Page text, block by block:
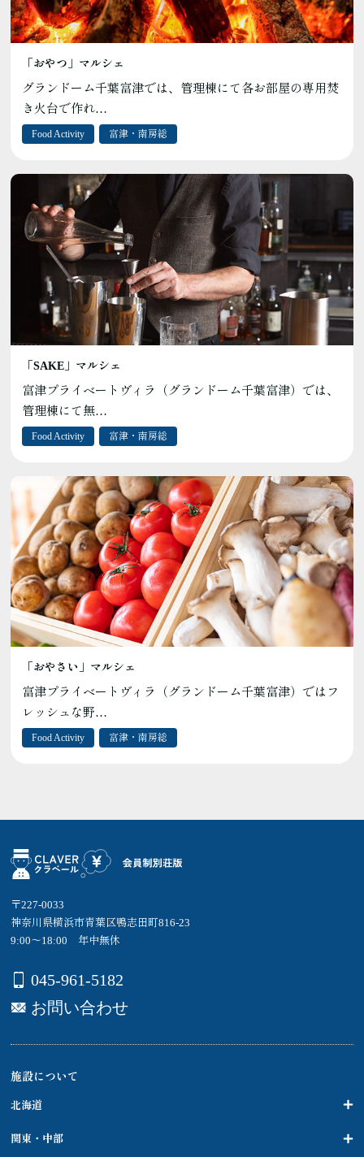
「おやつ」マルシェ
グランドーム千葉富津では、管理棟にて各お部屋の専用焚
き火台で作れ…
Food Activity 富津・南房総
「SAKE」マルシェ
富津プライベートヴィラ（グランドーム千葉富津）では、
管理棟にて無…
Food Activity 富津・南房総
「おやさい」マルシェ
富津プライベートヴィラ（グランドーム千葉富津）ではフ
レッシュな野…
Food Activity 富津・南房総
〒227-0033
神奈川県横浜市青葉区鴨志田町816-23
9:00～18:00 年中無休
045-961-5182
お問い合わせ
施設について
北海道
関東・中部